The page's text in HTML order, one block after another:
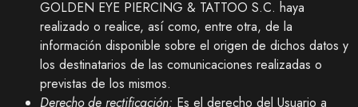
GOLDEN EYE PIERCING & TATTOO S.C. haya
realizado o realice, así como, entre otra, de la
información disponible sobre el origen de dichos datos y
los destinatarios de las comunicaciones realizadas o
previstas de los mismos.
Derecho de rectificación: Es el derecho del Usuario a